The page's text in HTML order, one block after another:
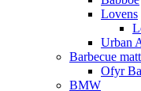
Lovens
Urban
Barbecue
Ofyr
BMW